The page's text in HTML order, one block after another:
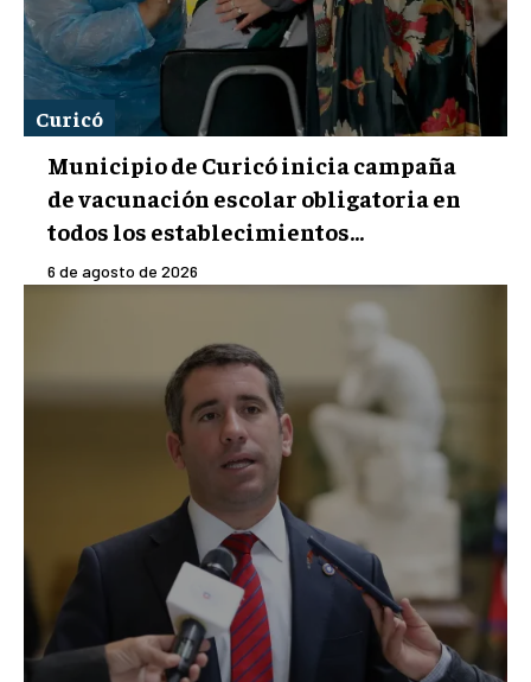
Curicó
Municipio de Curicó inicia campaña
de vacunación escolar obligatoria en
todos los establecimientos...
6 de agosto de 2026